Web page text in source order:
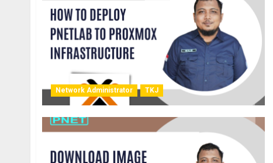
Network Administrator TKJ